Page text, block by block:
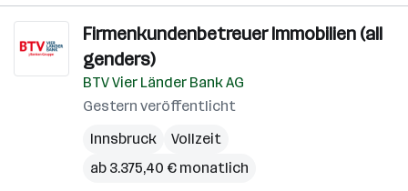
Firmenkundenbetreuer Immobilien (all
genders)
BTV Vier Länder Bank AG
Gestern veröffentlicht
Innsbruck
Vollzeit
ab 3.375,40 € monatlich